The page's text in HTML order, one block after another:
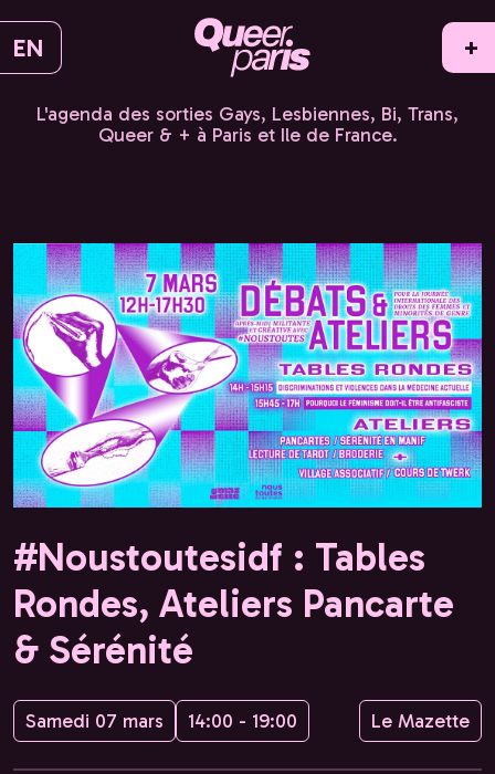
EN +
L'agenda des sorties Gays, Lesbiennes, Bi, Trans,
Queer & + à Paris et Ile de France.
#Noustoutesidf : Tables
Rondes, Ateliers Pancarte
& Sérénité
Samedi 07 mars 14:00 - 19:00 Le Mazette